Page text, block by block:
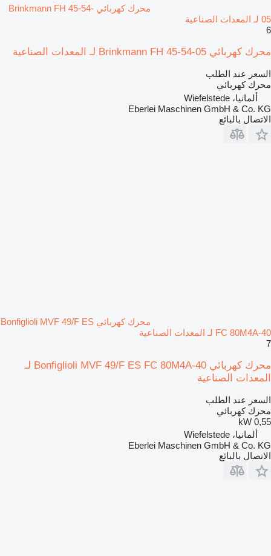
محرك كهربائي Brinkmann FH 45-54-
05 لـ المعدات الصناعية
6
محرك كهربائي Brinkmann FH 45-54-05 لـ المعدات الصناعية
السعر عند الطلب
محرك كهربائي
ألمانيا، Wiefelstede
Eberlei Maschinen GmbH & Co. KG
الاتصال بالبائع
محرك كهربائي Bonfiglioli MVF 49/F ES
FC 80M4A-40 لـ المعدات الصناعية
7
محرك كهربائي Bonfiglioli MVF 49/F ES FC 80M4A-40 لـ
المعدات الصناعية
السعر عند الطلب
محرك كهربائي
0,55 kW
ألمانيا، Wiefelstede
Eberlei Maschinen GmbH & Co. KG
الاتصال بالبائع